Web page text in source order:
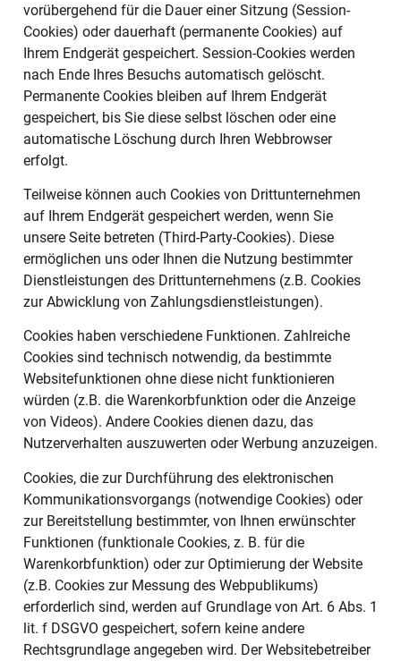
vorübergehend für die Dauer einer Sitzung (Session-
Cookies) oder dauerhaft (permanente Cookies) auf
Ihrem Endgerät gespeichert. Session-Cookies werden
nach Ende Ihres Besuchs automatisch gelöscht.
Permanente Cookies bleiben auf Ihrem Endgerät
gespeichert, bis Sie diese selbst löschen oder eine
automatische Löschung durch Ihren Webbrowser
erfolgt.
Teilweise können auch Cookies von Drittunternehmen
auf Ihrem Endgerät gespeichert werden, wenn Sie
unsere Seite betreten (Third-Party-Cookies). Diese
ermöglichen uns oder Ihnen die Nutzung bestimmter
Dienstleistungen des Drittunternehmens (z.B. Cookies
zur Abwicklung von Zahlungsdienstleistungen).
Cookies haben verschiedene Funktionen. Zahlreiche
Cookies sind technisch notwendig, da bestimmte
Websitefunktionen ohne diese nicht funktionieren
würden (z.B. die Warenkorbfunktion oder die Anzeige
von Videos). Andere Cookies dienen dazu, das
Nutzerverhalten auszuwerten oder Werbung anzuzeigen.
Cookies, die zur Durchführung des elektronischen
Kommunikationsvorgangs (notwendige Cookies) oder
zur Bereitstellung bestimmter, von Ihnen erwünschter
Funktionen (funktionale Cookies, z. B. für die
Warenkorbfunktion) oder zur Optimierung der Website
(z.B. Cookies zur Messung des Webpublikums)
erforderlich sind, werden auf Grundlage von Art. 6 Abs. 1
lit. f DSGVO gespeichert, sofern keine andere
Rechtsgrundlage angegeben wird. Der Websitebetreiber